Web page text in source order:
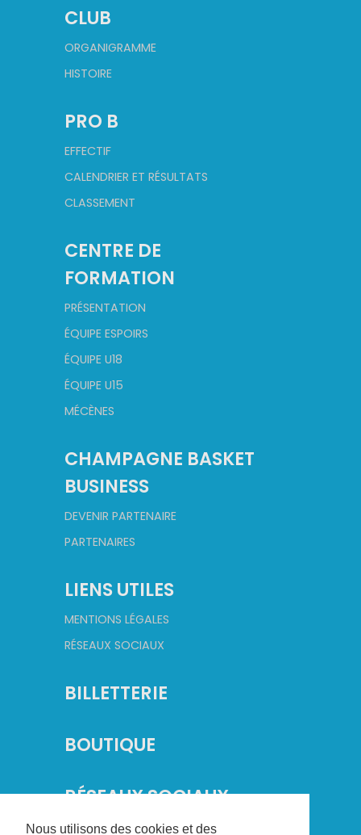
Nous utilisons des cookies et des
CLUB
ORGANIGRAMME
HISTOIRE
PRO B
EFFECTIF
CALENDRIER ET RÉSULTATS
CLASSEMENT
CENTRE DE
FORMATION
PRÉSENTATION
ÉQUIPE ESPOIRS
ÉQUIPE U18
ÉQUIPE U15
MÉCÈNES
CHAMPAGNE BASKET
BUSINESS
DEVENIR PARTENAIRE
PARTENAIRES
LIENS UTILES
MENTIONS LÉGALES
RÉSEAUX SOCIAUX
BILLETTERIE
BOUTIQUE
RÉSEAUX SOCIAUX